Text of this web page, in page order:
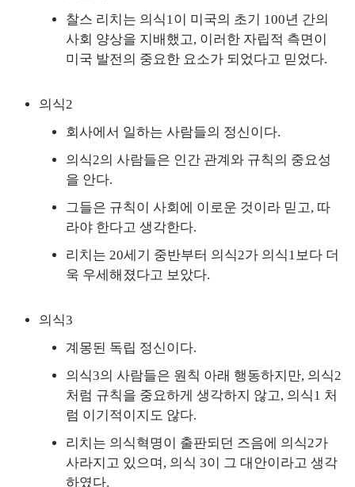
찰스 리치는 의식1이 미국의 초기 100년 간의
사회 양상을 지배했고, 이러한 자립적 측면이
미국 발전의 중요한 요소가 되었다고 믿었다.
의식2
회사에서 일하는 사람들의 정신이다.
의식2의 사람들은 인간 관계와 규칙의 중요성
을 안다.
그들은 규칙이 사회에 이로운 것이라 믿고, 따
라야 한다고 생각한다.
리치는 20세기 중반부터 의식2가 의식1보다 더
욱 우세해졌다고 보았다.
의식3
계몽된 독립 정신이다.
의식3의 사람들은 원칙 아래 행동하지만, 의식2
처럼 규칙을 중요하게 생각하지 않고, 의식1 처
럼 이기적이지도 않다.
리치는 의식혁명이 출판되던 즈음에 의식2가
사라지고 있으며, 의식 3이 그 대안이라고 생각
하였다.